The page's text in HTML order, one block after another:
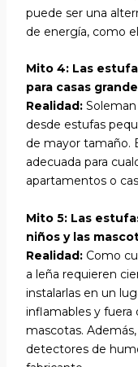
puede ser una
de energía, como
Mito 4: Las
para casas
Realidad:Soleman
desde estufas
de mayor tamaño.
adecuada para
apartamentos o
Mito 5: Las
niños y las
Realidad:Como
a leña requieren
instalarlas en un
inflamables y fuera
mascotas.
detectores de